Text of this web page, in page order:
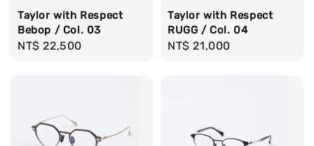
Taylor with Respect
Bebop / Col. 03
Regular
NT$ 22,500
Taylor with Respect
RUGG / Col. 04
Regular
NT$ 21,000